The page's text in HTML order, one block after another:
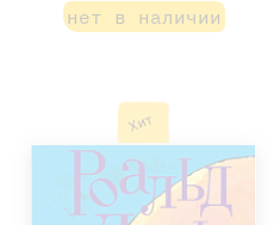
нет в наличии
Хит